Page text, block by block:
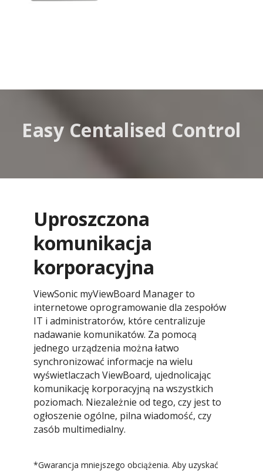
Easy Centalised Control
Uproszczona
komunikacja
korporacyjna
ViewSonic myViewBoard Manager to
internetowe oprogramowanie dla zespołów
IT i administratorów, które centralizuje
nadawanie komunikatów. Za pomocą
jednego urządzenia można łatwo
synchronizować informacje na wielu
wyświetlaczach ViewBoard, ujednolicając
komunikację korporacyjną na wszystkich
poziomach. Niezależnie od tego, czy jest to
ogłoszenie ogólne, pilna wiadomość, czy
zasób multimedialny.
*Gwarancja mniejszego obciążenia. Aby uzyskać